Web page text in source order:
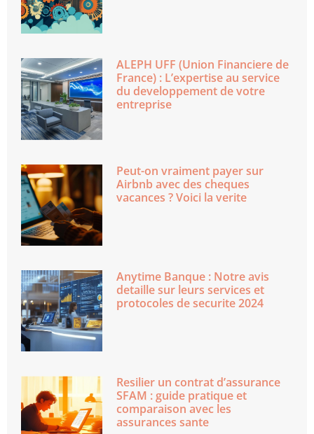
ALEPH UFF (Union Financiere de
France) : L’expertise au service
du developpement de votre
entreprise
Peut-on vraiment payer sur
Airbnb avec des cheques
vacances ? Voici la verite
Anytime Banque : Notre avis
detaille sur leurs services et
protocoles de securite 2024
Resilier un contrat d’assurance
SFAM : guide pratique et
comparaison avec les
assurances sante